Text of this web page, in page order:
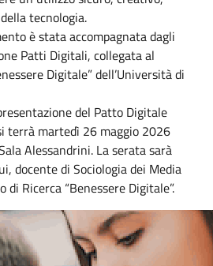
tecnologia.
è stata accompagnata dagli
Patti Digitali, collegata al
Digitale” dell’Università di
del Patto Digitale
terrà martedì 26 maggio 2026
Alessandrini. La serata sarà
docente di Sociologia dei Media
Ricerca “Benessere Digitale”.